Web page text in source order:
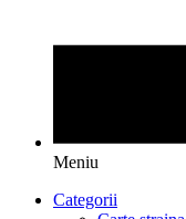
Meniu
Categorii